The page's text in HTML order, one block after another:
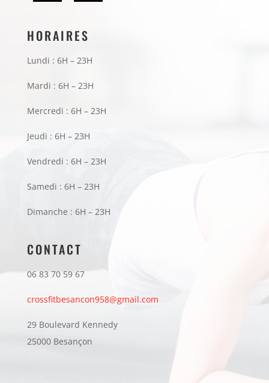
HORAIRES
Lundi : 6H – 23H
Mardi : 6H – 23H
Mercredi : 6H – 23H
Jeudi : 6H – 23H
Vendredi : 6H – 23H
Samedi : 6H – 23H
Dimanche : 6H – 23H
CONTACT
06 83 70 59 67
crossfitbesancon958@gmail.com
29 Boulevard Kennedy
25000 Besançon